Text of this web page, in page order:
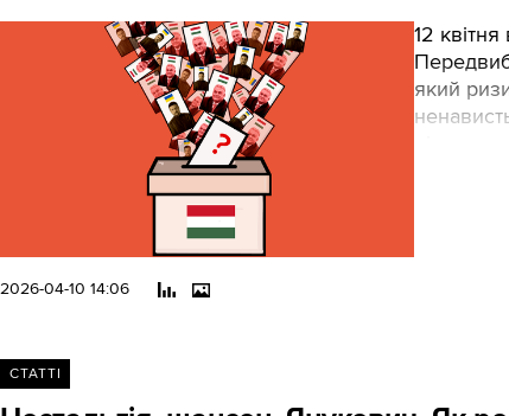
12
який
2026-04-10 14:06
СТАТТІ